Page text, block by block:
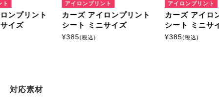
ト
ンプリント
イズ
アイロンプリント
カーズ アイロンプリント
シート ミニサイズ
¥385(税込)
アイロンプリント
カーズ アイロ
シート ミニサ
¥385(税込)
対応素材